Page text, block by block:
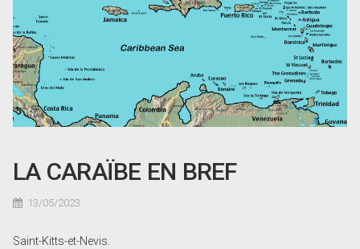
LA CARAÏBE EN BREF
13/05/2023
Saint-Kitts-et-Nevis.